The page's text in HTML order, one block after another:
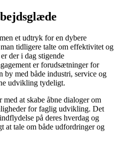
et udtryk for en dybere
tidligere talte om effektivitet og
der i dag stigende
er forudsætninger for
by med både industri, service og
udvikling tydeligt.
med at skabe åbne dialoger om
for faglig udvikling. Det
på deres hverdag og
at tale om både udfordringer og